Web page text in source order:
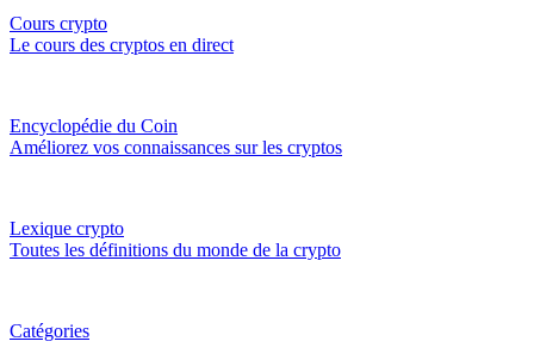
Cours crypto
Le cours des cryptos en direct
Encyclopédie du Coin
Améliorez vos connaissances sur les cryptos
Lexique crypto
Toutes les définitions du monde de la crypto
Catégories